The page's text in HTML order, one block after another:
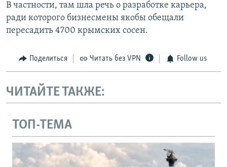
В частности, там шла речь о разработке карьера,
ради которого бизнесмены якобы обещали
пересадить 4700 крымских сосен.
Поделиться Читать без VPN Follow us
ЧИТАЙТЕ ТАКЖЕ:
ТОП-ТЕМА